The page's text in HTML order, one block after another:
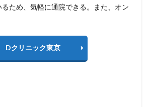
ため、気軽に通院できる。また、オン
Dクリニック東京